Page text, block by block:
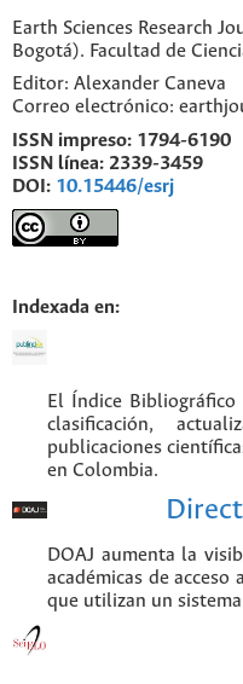
Earth Sciences Research
Bogotá). Facultad de
Editor: Alexander Caneva
Correo electrónico:
ISSN impreso: 1794-6190
ISSN línea: 2339-3459
DOI: 10.15446/esrj
Indexada en:
El Índice
clasificación,
publicaciones
en Colombia.
DOAJ aumenta la
académicas de
que utilizan un